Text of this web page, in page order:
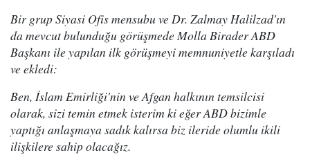
Bir grup Siyasi Ofis mensubu ve Dr. Zalmay Halilzad'ın
da mevcut bulunduğu görüşmede Molla Birader ABD
Başkanı ile yapılan ilk görüşmeyi memnuniyetle karşıladı
ve ekledi:
Ben, İslam Emirliği'nin ve Afgan halkının temsilcisi
olarak, sizi temin etmek isterim ki eğer ABD bizimle
yaptığı anlaşmaya sadık kalırsa biz ileride olumlu ikili
ilişkilere sahip olacağız.